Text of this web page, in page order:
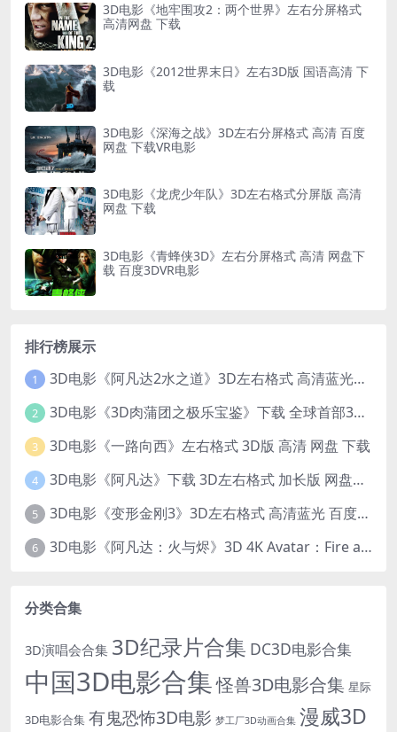
3D电影《地牢围攻2：两个世界》左右分屏格式
高清网盘 下载
3D电影《2012世界末日》左右3D版 国语高清 下
载
3D电影《深海之战》3D左右分屏格式 高清 百度
网盘 下载VR电影
3D电影《龙虎少年队》3D左右格式分屏版 高清
网盘 下载
3D电影《青蜂侠3D》左右分屏格式 高清 网盘下
载 百度3DVR电影
排行榜展示
1 3D电影《阿凡达2水之道》3D左右格式 高清蓝光原盘 网盘下载 中文配音 4K3DVR电影
2 3D电影《3D肉蒲团之极乐宝鉴》下载 全球首部3D限制级电影 网盘下载
3 3D电影《一路向西》左右格式 3D版 高清 网盘 下载
4 3D电影《阿凡达》下载 3D左右格式 加长版 网盘下载
5 3D电影《变形金刚3》3D左右格式 高清蓝光 百度网盘+迅雷 下载 出屏国配字幕.国英双语
6 3D电影《阿凡达：火与烬》3D 4K Avatar：Fire and Ash 3D 左右格式 高清4K 电影 下载
分类合集
3D演唱会合集 3D纪录片合集 DC3D电影合集
中国3D电影合集怪兽3D电影合集 星际
3D电影合集 有鬼恐怖3D电影 梦工厂3D动画合集 漫威3D